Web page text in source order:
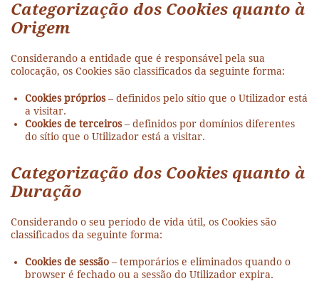
Categorização dos Cookies quanto à
Origem
Considerando a entidade que é responsável pela sua
colocação, os Cookies são classificados da seguinte forma:
Cookies próprios– definidos pelo sítio que o Utilizador está
a visitar.
Cookies de terceiros– definidos por domínios diferentes
do sítio que o Utilizador está a visitar.
Categorização dos Cookies quanto à
Duração
Considerando o seu período de vida útil, os Cookies são
classificados da seguinte forma:
Cookies de sessão – temporários e eliminados quando o
browser é fechado ou a sessão do Utilizador expira.